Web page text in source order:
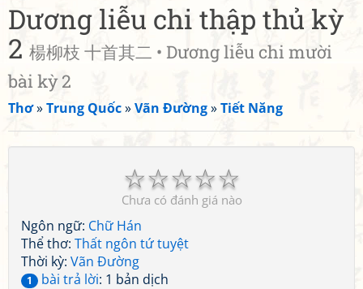
Dương liễu chi thập thủ kỳ
2 楊柳枝 十首其二 • Dương liễu chi mười
bài kỳ 2
Thơ»Trung Quốc»Vãn Đường»Tiết Năng
☆
☆
☆
☆
☆
Chưa có đánh giá nào
Ngôn ngữ: Chữ Hán
Thể thơ: Thất ngôn tứ tuyệt
Thời kỳ: Vãn Đường
1 bài trả lời: 1 bản dịch